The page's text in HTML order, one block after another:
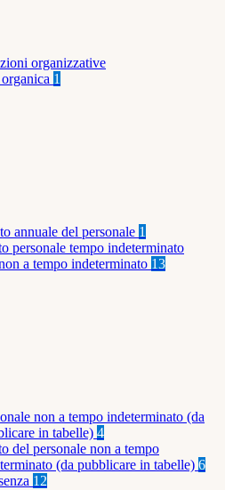
organizzative
1
annuale del personale 1
personale tempo indeterminato
a tempo indeterminato 13
non a tempo indeterminato (da
in tabelle) 4
del personale non a tempo
(da pubblicare in tabelle) 6
12